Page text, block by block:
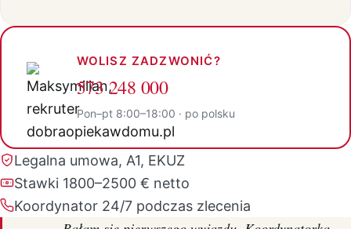
WOLISZ ZADZWONIĆ?
573 248 000
Pon–pt 8:00–18:00 · po polsku
Legalna umowa, A1, EKUZ
Stawki 1800–2500 € netto
Koordynator 24/7 podczas zlecenia